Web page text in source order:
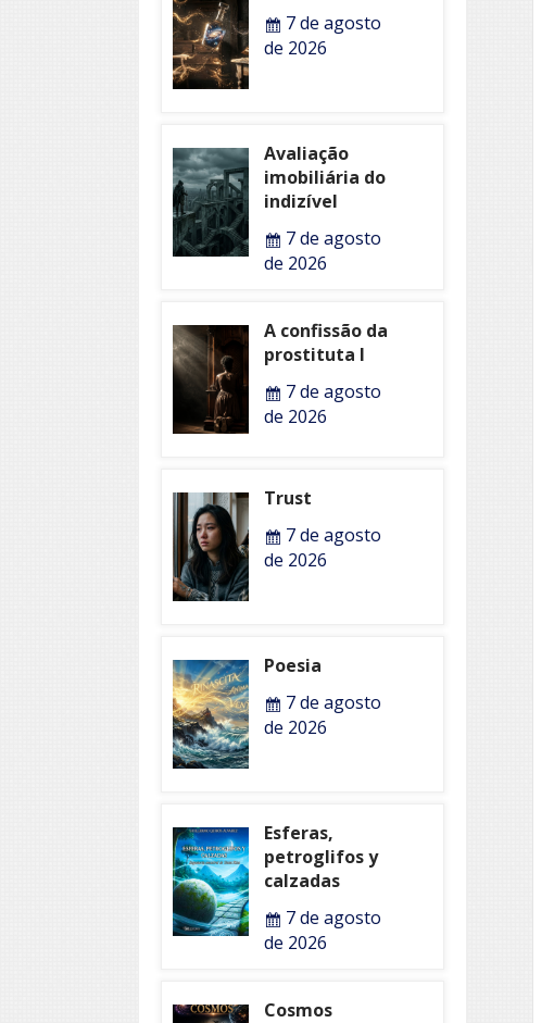
7 de agosto
de 2026
Avaliação
imobiliária do
indizível
7 de agosto
de 2026
A confissão da
prostituta I
7 de agosto
de 2026
Trust
7 de agosto
de 2026
Poesia
7 de agosto
de 2026
Esferas,
petroglifos y
calzadas
7 de agosto
de 2026
Cosmos